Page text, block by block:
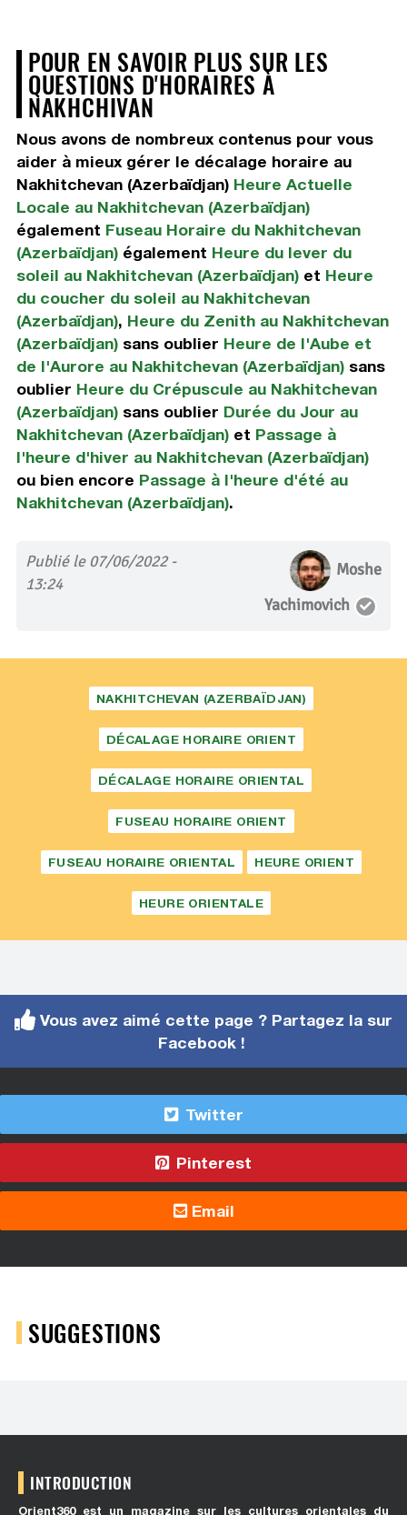
POUR EN SAVOIR PLUS SUR LES
QUESTIONS D'HORAIRES À
NAKHCHIVAN
Nous avons de nombreux contenus pour vous
aider à mieux gérer le décalage horaire au
Nakhitchevan (Azerbaïdjan) Heure Actuelle
Locale au Nakhitchevan (Azerbaïdjan)
également Fuseau Horaire du Nakhitchevan
(Azerbaïdjan)également Heure du lever du
soleil au Nakhitchevan (Azerbaïdjan)et Heure
du coucher du soleil au Nakhitchevan
(Azerbaïdjan), Heure du Zenith au Nakhitchevan
(Azerbaïdjan)sans oublier Heure de l'Aube et
de l'Aurore au Nakhitchevan (Azerbaïdjan)sans
oublier Heure du Crépuscule au Nakhitchevan
(Azerbaïdjan)sans oublier Durée du Jour au
Nakhitchevan (Azerbaïdjan)et Passage à
l'heure d'hiver au Nakhitchevan (Azerbaïdjan)
ou bien encore Passage à l'heure d'été au
Nakhitchevan (Azerbaïdjan).
Publié le 07/06/2022 -
13:24
Moshe
Yachimovich
NAKHITCHEVAN (AZERBAÏDJAN)
DÉCALAGE HORAIRE ORIENT
DÉCALAGE HORAIRE ORIENTAL
FUSEAU HORAIRE ORIENT
FUSEAU HORAIRE ORIENTAL HEURE ORIENT
HEURE ORIENTALE
Vous avez aimé cette page ? Partagez la sur
Facebook !
Twitter
Pinterest
Email
SUGGESTIONS
INTRODUCTION
Orient360 est un magazine sur les cultures orientales du